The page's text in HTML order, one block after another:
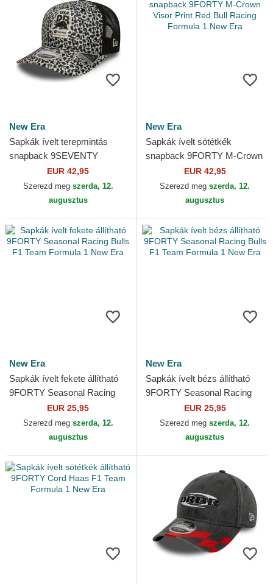
New Era
Sapkák ívelt terepmintás
snapback 9SEVENTY
Stretch Snap Racing Bulls F1
Team Formula 1 New Era
EUR 42,95
Szerezd meg szerda, 12.
augusztus
New Era
Sapkák ívelt sötétkék
snapback 9FORTY M-Crown
Visor Print Red Bull Racing
Formula 1 New Era
EUR 42,95
Szerezd meg szerda, 12.
augusztus
New Era
Sapkák ívelt fekete állítható
9FORTY Seasonal Racing
Bulls F1 Team Formula 1
New Era
EUR 25,95
Szerezd meg szerda, 12.
augusztus
New Era
Sapkák ívelt bézs állítható
9FORTY Seasonal Racing
Bulls F1 Team Formula 1
New Era
EUR 25,95
Szerezd meg szerda, 12.
augusztus